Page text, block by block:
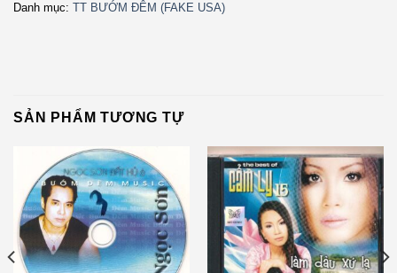
Danh mục: TT BƯỚM ĐÊM (FAKE USA)
SẢN PHẨM TƯƠNG TỰ